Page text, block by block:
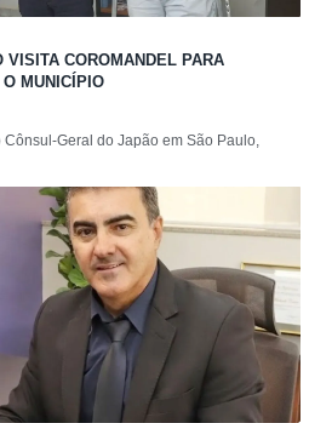
COROMANDEL PARA
MUNICÍPIO
Geral do Japão em São Paulo,